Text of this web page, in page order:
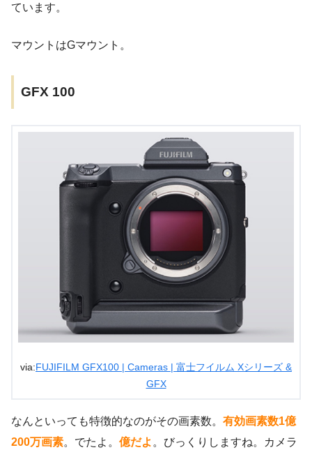
ています。
マウントはGマウント。
GFX 100
via: FUJIFILM GFX100 | Cameras | 富士フイルム Xシリーズ &
GFX
なんといっても特徴的なのがその画素数。 有効画素数1億
200万画素。でたよ。 億だよ 。びっくりしますね。カメラ